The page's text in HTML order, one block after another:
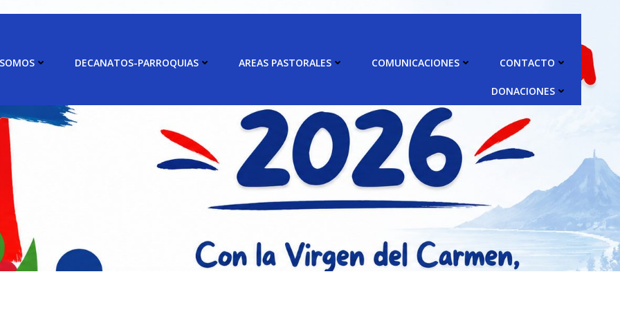
DECANATOS-PARROQUIAS AREAS PASTORALES COMUNICACIONES CONTACTO
DONACIONES